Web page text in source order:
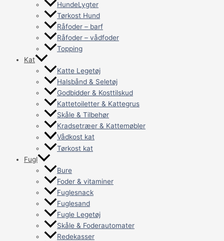
HundeLygter
Tørkost Hund
Råfoder – barf
Råfoder – vådfoder
Topping
Kat
Katte Legetøj
Halsbånd & Seletøj
Godbidder & Kosttilskud
Kattetoiletter & Kattegrus
Skåle & Tilbehør
Kradsetræer & Kattemøbler
Vådkost kat
Tørkost kat
Fugl
Bure
Foder & vitaminer
Fuglesnack
Fuglesand
Fugle Legetøj
Skåle & Foderautomater
Redekasser